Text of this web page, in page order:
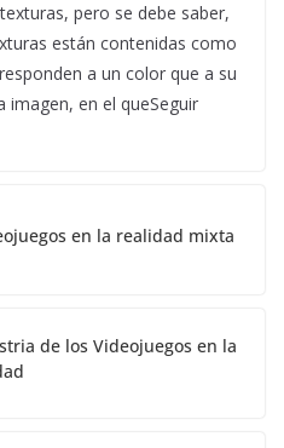
pero se debe saber,
están contenidas como
a un color que a su
imagen, en el queSeguir
en la realidad mixta
de los Videojuegos en la